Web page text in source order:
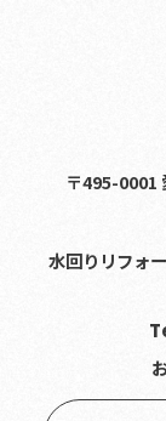
〒495-0001
水回りリフォ